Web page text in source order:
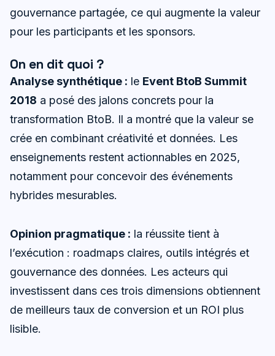
gouvernance partagée, ce qui augmente la valeur
pour les participants et les sponsors.
On en dit quoi ?
Analyse synthétique : le Event BtoB Summit
2018 a posé des jalons concrets pour la
transformation BtoB. Il a montré que la valeur se
crée en combinant créativité et données. Les
enseignements restent actionnables en 2025,
notamment pour concevoir des événements
hybrides mesurables.
Opinion pragmatique : la réussite tient à
l’exécution : roadmaps claires, outils intégrés et
gouvernance des données. Les acteurs qui
investissent dans ces trois dimensions obtiennent
de meilleurs taux de conversion et un ROI plus
lisible.